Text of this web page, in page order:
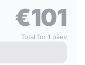
€101
Total for 1 päev